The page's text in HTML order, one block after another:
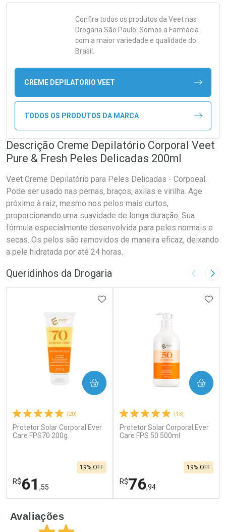
Confira todos os produtos da Veetnas
Drogaria São Paulo. Somos a Farmácia
com a maior variedade e qualidade do
Brasil.
CREME DEPILATORIO VEET
TODOS OS PRODUTOS DA MARCA
Descrição Creme Depilatório Corporal Veet
Pure & Fresh Peles Delicadas 200ml
Veet Creme Depilatório para Peles Delicadas - Corpoeal.
Pode ser usado nas pernas, braços, axilas e virilha. Age
próximo à raiz, mesmo nos pelos mais curtos,
proporcionando uma suavidade de longa duração. Sua
fórmula especialmente desenvolvida para peles normais e
secas. Os pelos são removidos de maneira eficaz, deixando
a pele hidratada por até 24 horas.
Queridinhos da Drogaria Imagem
(20)
Protetor Solar Corporal Ever
Care FPS70 200g
R$61 ,55
19% OFF
ADICIONAR AOS FAVORITOS
COMPRAR
(13)
Protetor Solar Corporal Ever
Care FPS 50 500ml
R$76,94
19% OFF
COMPRAR
Avaliações